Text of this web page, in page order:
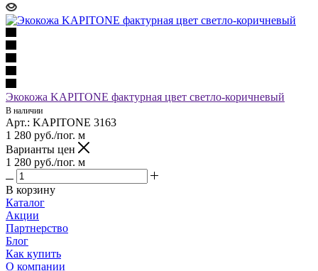
Экокожа KAPITONE фактурная цвет светло-коричневый
В наличии
Арт.: KAPITONE 3163
1 280 руб./пог. м
Варианты цен
1 280 руб./пог. м
В корзину
Каталог
Акции
Партнерство
Блог
Как купить
О компании